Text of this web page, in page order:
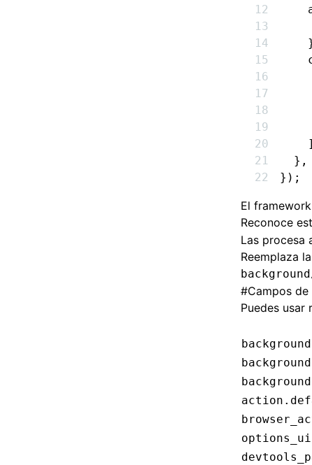
    ]
  }
,
});
El
Reconoce
Las procesa
Reemplaza
#Campos
Puedes usar